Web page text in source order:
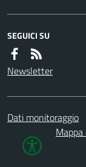
SEGUICI SU
Newsletter
Dati monitoraggio